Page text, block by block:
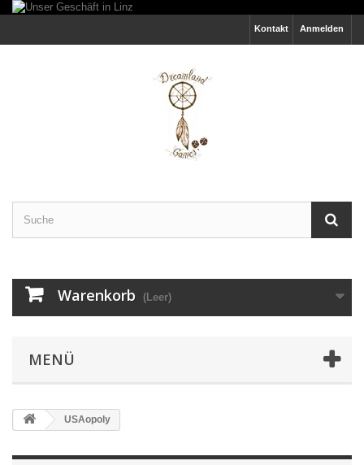
Anmelden
Kontakt
Warenkorb (Leer)
MENÜ
USAopoly